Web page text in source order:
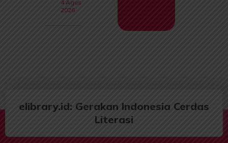
4 Agustus
2026
elibrary.id: Gerakan Indonesia Cerdas
Literasi